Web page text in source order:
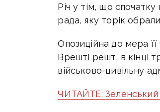
Річ у тім, що
рада, яку торік
Опозиційна до мера її
Врешті решт, в кінці
військово-цивільну
ЧИТАЙТЕ: Зеленський